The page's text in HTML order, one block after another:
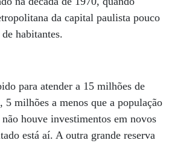
da capital paulista pouco
habitantes.
para atender a 15 milhões de
5 milhões a menos que a população
houve investimentos em novos
está aí. A outra grande reserva